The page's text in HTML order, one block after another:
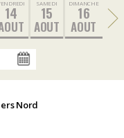
14 SAMEDI
15
AOUT
DIMANCHE
16
AOUT
Nord